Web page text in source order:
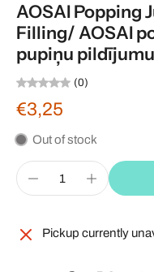
AOSAI Popping
Filling/ AOSAI
pupiņu pildījumu
(0)
€3,25
Out of stock
Pickup currently